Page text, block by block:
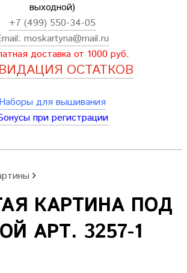
выходной)
+7 (499) 550-34-05
moskartyna@mail.ru
доставка от 1000 руб.
ОСТАТКОВ
Наборы для вышивания
при регистрации
КАРТИНА ПОД
АРТ. 3257-1